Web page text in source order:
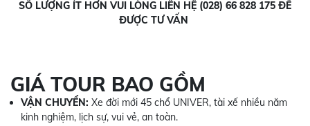
SỐ LƯỢNG ÍT HƠN VUI LÒNG LIÊN HỆ (028) 66 828 175 ĐỂ
ĐƯỢC TƯ VẤN
GIÁ TOUR BAO GỒM
VẬN CHUYỂN: Xe đời mới 45 chổ UNIVER, tài xế nhiều năm
kinh nghiệm, lịch sự, vui vẻ, an toàn.